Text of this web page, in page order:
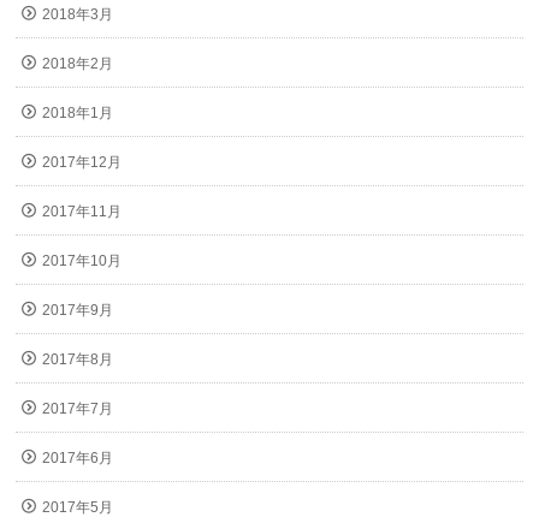
2018年3月
2018年2月
2018年1月
2017年12月
2017年11月
2017年10月
2017年9月
2017年8月
2017年7月
2017年6月
2017年5月